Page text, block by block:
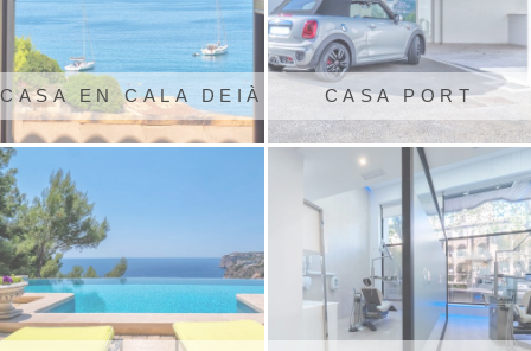
CASA EN CALA DEIÀ CASA PORT
D'ANDRATX